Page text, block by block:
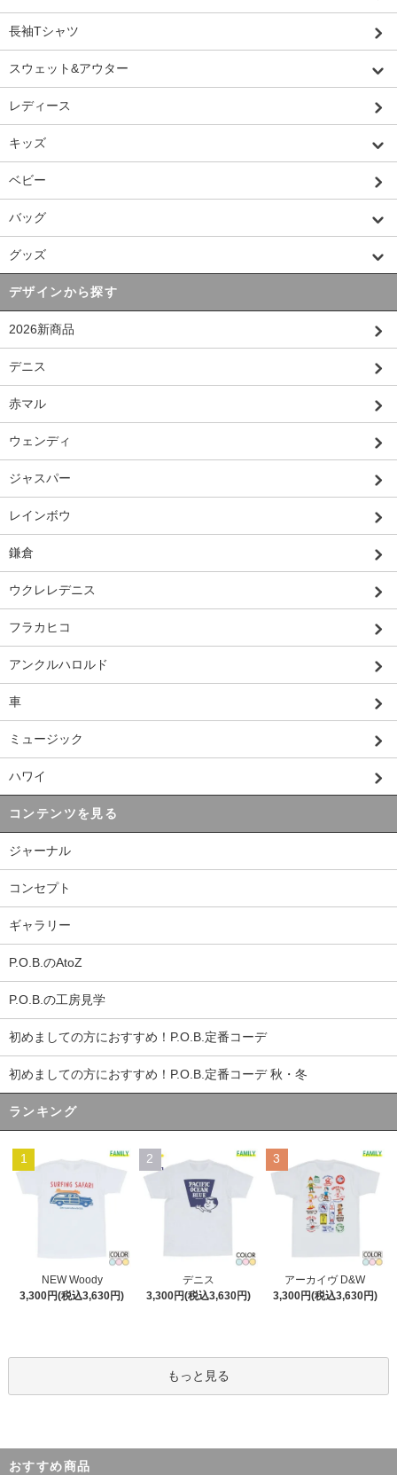
長袖Tシャツ
スウェット&アウター
レディース
キッズ
ベビー
バッグ
グッズ
デザインから探す
2026新商品
デニス
赤マル
ウェンディ
ジャスパー
レインボウ
鎌倉
ウクレレデニス
フラカヒコ
アンクルハロルド
車
ミュージック
ハワイ
コンテンツを見る
ジャーナル
コンセプト
ギャラリー
P.O.B.のAtoZ
P.O.B.の工房見学
初めましての方におすすめ！P.O.B.定番コーデ
初めましての方におすすめ！P.O.B.定番コーデ 秋・冬
ランキング
1
NEW Woody
3,300円(税込3,630円)
2
デニス
3,300円(税込3,630円)
3
アーカイヴ D&W
3,300円(税込3,630円)
もっと見る
おすすめ商品